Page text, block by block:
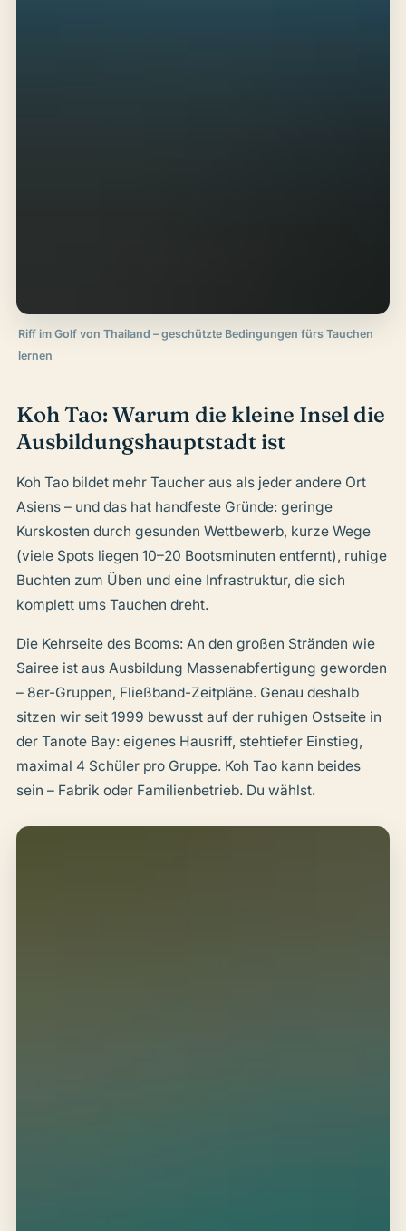
Riff im Golf von Thailand – geschützte Bedingungen fürs Tauchen
lernen
Koh Tao: Warum die kleine Insel die
Ausbildungshauptstadt ist
Koh Tao bildet mehr Taucher aus als jeder andere Ort
Asiens – und das hat handfeste Gründe: geringe
Kurskosten durch gesunden Wettbewerb, kurze Wege
(viele Spots liegen 10–20 Bootsminuten entfernt), ruhige
Buchten zum Üben und eine Infrastruktur, die sich
komplett ums Tauchen dreht.
Die Kehrseite des Booms: An den großen Stränden wie
Sairee ist aus Ausbildung Massenabfertigung geworden
– 8er-Gruppen, Fließband-Zeitpläne. Genau deshalb
sitzen wir seit 1999 bewusst auf der ruhigen Ostseite in
der Tanote Bay: eigenes Hausriff, stehtiefer Einstieg,
maximal 4 Schüler pro Gruppe. Koh Tao kann beides
sein – Fabrik oder Familienbetrieb. Du wählst.